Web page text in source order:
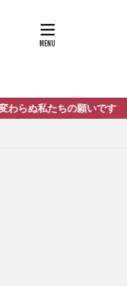
たちの願いです